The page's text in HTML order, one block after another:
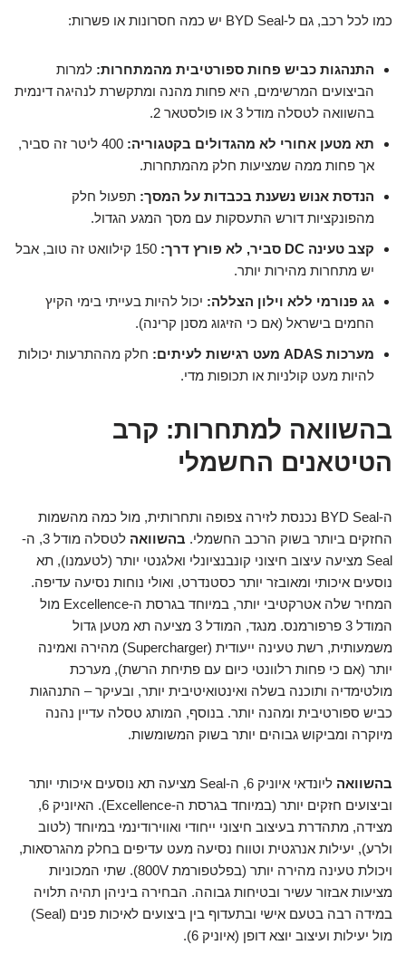
כמו לכל רכב, גם ל-BYD Seal יש כמה חסרונות או פשרות:
התנהגות כביש פחות ספורטיבית מהמתחרות: למרות
הביצועים המרשימים, היא פחות מהנה ומתקשרת לנהיגה דינמית
בהשוואה לטסלה מודל 3 או פולסטאר 2.
תא מטען אחורי לא מהגדולים בקטגוריה:
400 ליטר זה סביר,
אך פחות ממה שמציעות חלק מהמתחרות.
הנדסת אנוש נשענת בכבדות על המסך: תפעול חלק
מהפונקציות דורש התעסקות עם מסך המגע הגדול.
קצב טעינה DC סביר, לא פורץ דרך:
150 קילוואט זה טוב, אבל
יש מתחרות מהירות יותר.
גג פנורמי ללא וילון הצללה: יכול להיות בעייתי בימי הקיץ
החמים בישראל (אם כי הזיגוג מסנן קרינה).
מערכות ADAS מעט רגישות לעיתים:
חלק מההתרעות יכולות
להיות מעט קולניות או תכופות מדי.
בהשוואה למתחרות: קרב
הטיטאנים החשמלי
ה-BYD Seal נכנסת לזירה צפופה ותחרותית, מול כמה מהשמות
החזקים ביותר בשוק הרכב החשמלי. בהשוואה
לטסלה מודל 3, ה-
Seal מציעה עיצוב חיצוני קונבנציונלי ואלגנטי יותר (לטעמנו), תא
נוסעים איכותי ומאובזר יותר כסטנדרט, ואולי נוחות נסיעה עדיפה.
המחיר שלה אטרקטיבי יותר, במיוחד בגרסת ה-Excellence מול
המודל 3 פרפורמנס. מנגד, המודל 3 מציעה תא מטען גדול
משמעותית, רשת טעינה ייעודית (Supercharger) מהירה ואמינה
יותר (אם כי פחות רלוונטי כיום עם פתיחת הרשת), מערכת
מולטימדיה ותוכנה בשלה ואינטואיטיבית יותר, ובעיקר – התנהגות
כביש ספורטיבית ומהנה יותר. בנוסף, המותג טסלה עדיין נהנה
מיוקרה ומביקוש גבוהים יותר בשוק המשומשות.
בהשוואה
ליונדאי איוניק 6, ה-Seal מציעה תא נוסעים איכותי יותר
וביצועים חזקים יותר (במיוחד בגרסת ה-Excellence). האיוניק 6,
מצידה, מתהדרת בעיצוב חיצוני ייחודי ואווירודינמי במיוחד (לטוב
ולרע), יעילות אנרגטית וטווח נסיעה מעט עדיפים בחלק מהגרסאות,
ויכולת טעינה מהירה יותר (בפלטפורמת 800V). שתי המכוניות
מציעות אבזור עשיר ובטיחות גבוהה. הבחירה ביניהן תהיה תלויה
במידה רבה בטעם אישי ובתעדוף בין ביצועים לאיכות פנים (Seal)
מול יעילות ועיצוב יוצא דופן (איוניק 6).